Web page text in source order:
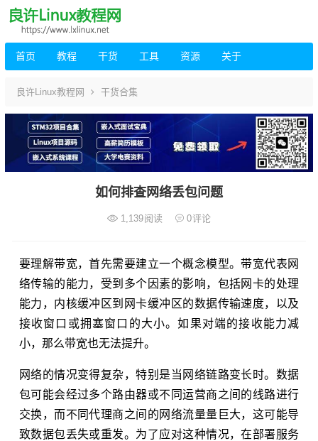
首页 教程 干货 工具 资源 关于
良许Linux教程网 干货合集
如何排查网络丢包问题
1,139阅读 0评论
要理解带宽，首先需要建立一个概念模型。带宽代表网
络传输的能力，受到多个因素的影响，包括网卡的处理
能力，内核缓冲区到网卡缓冲区的数据传输速度，以及
接收窗口或拥塞窗口的大小。如果对端的接收能力减
小，那么带宽也无法提升。
网络的情况变得复杂，特别是当网络链路变长时。数据
包可能会经过多个路由器或不同运营商之间的线路进行
交换，而不同代理商之间的网络流量量巨大，这可能导
致数据包丢失或重发。为了应对这种情况，在部署服务